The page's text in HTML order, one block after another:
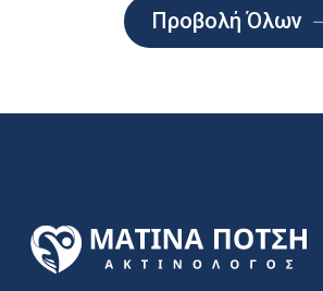
Προβολή Όλων